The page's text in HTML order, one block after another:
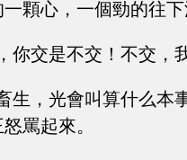
顆心，一個勁的往
你交是不交！不交，
生，光會叫算什么本
罵起來。